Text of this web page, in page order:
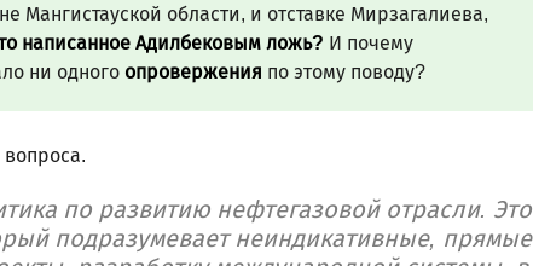
Мангистауской области, и отставке Мирзагалиева,
написанное Адилбековым ложь? И почему
ни одного опровержения по этому поводу?
по развитию нефтегазовой отрасли. Это
подразумевает неиндикативные, прямые